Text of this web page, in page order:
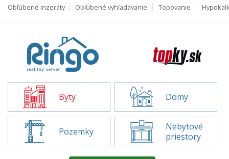
Obľúbené inzeráty Obľúbené vyhľadávanie Topovanie
Byty Domy
Pozemky
Nebytové
priestory